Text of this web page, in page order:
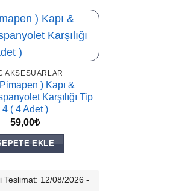
AKSESUARLAR
) Kapı &
Karşılığı Tip
4 ( 4 Adet )
59,00₺
EKLE
Teslimat: 12/08/2026 -